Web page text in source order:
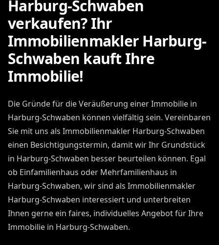
Harburg-Schwaben
verkaufen? Ihr
Immobilienmakler Harburg-
Schwaben kauft Ihre
Immobilie!
Die Gründe für die Veräußerung einer Immobilie in
Harburg-Schwaben können vielfältig sein. Vereinbaren
Sie mit uns als Immobilienmakler Harburg-Schwaben
einen Besichtigungstermin, damit wir Ihr Grundstück
in Harburg-Schwaben besser beurteilen können. Egal
ob Einfamilienhaus oder Mehrfamilienhaus in
Harburg-Schwaben, wir sind als Immobilienmakler
Harburg-Schwaben interessiert und unterbreiten
Ihnen gerne ein faires, individuelles Angebot für Ihre
Immobilie in Harburg-Schwaben.